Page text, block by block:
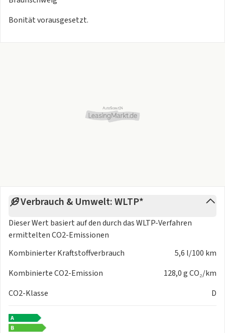
Bonität vorausgesetzt.
Verbrauch & Umwelt: WLTP*
Dieser Wert basiert auf den durch dasWLTP-Verfahren
ermittelten CO2-Emissionen
Kombinierter Kraftstoffverbrauch
5,6 l/100 km
Kombinierte CO2-Emission
128,0 g CO₂/km
CO2-Klasse
D